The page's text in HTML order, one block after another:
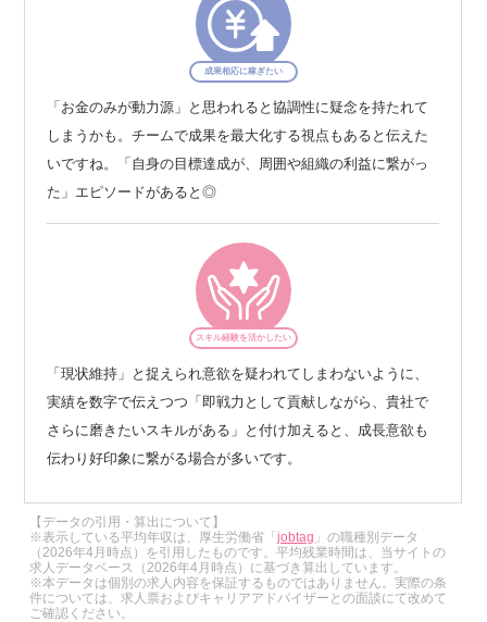
成果相応に稼ぎたい
「お金のみが動力源」と思われると協調性に疑念を持たれて
しまうかも。チームで成果を最大化する視点もあると伝えた
いですね。「自身の目標達成が、周囲や組織の利益に繋がっ
た」エピソードがあると◎
スキル経験を活かしたい
「現状維持」と捉えられ意欲を疑われてしまわないように、
実績を数字で伝えつつ「即戦力として貢献しながら、貴社で
さらに磨きたいスキルがある」と付け加えると、成長意欲も
伝わり好印象に繋がる場合が多いです。
【データの引用・算出について】
※表示している平均年収は、厚生労働省「jobtag 」の職種別データ
（2026年4月時点）を引用したものです。平均残業時間は、当サイトの
求人データベース（2026年4月時点）に基づき算出しています。
※本データは個別の求人内容を保証するものではありません。実際の条
件については、求人票およびキャリアアドバイザーとの面談にて改めて
ご確認ください。